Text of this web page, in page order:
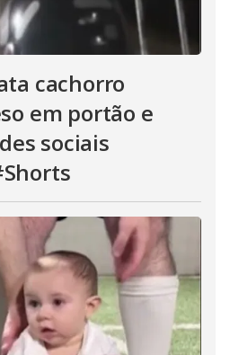
cachorro
em portão e
sociais